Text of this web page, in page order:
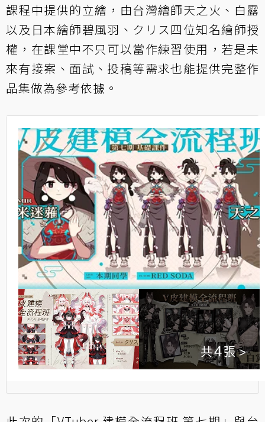
課程中提供的立繪，由台灣繪師天之火、白露
以及日本繪師碧風羽、クリス四位知名繪師授
權，在課堂中不只可以當作練習使用，若是未
來有接案、面試、投稿等需求也能提供完整作
品集做為參考依據。
4